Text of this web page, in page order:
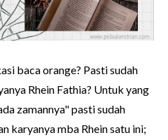
baca orange? Pasti sudah
Rhein Fathia? Untuk yang
zamannya" pasti sudah
karyanya mba Rhein satu ini;